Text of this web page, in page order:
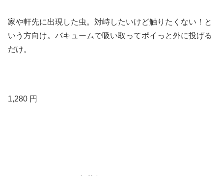
家や軒先に出現した虫。対峙したいけど触りたくない！と
いう方向け。バキュームで吸い取ってポイっと外に投げる
だけ。
1,280 円